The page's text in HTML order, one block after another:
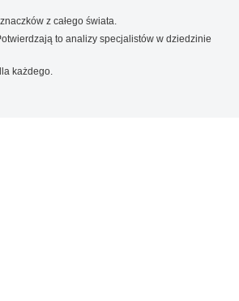
z całego świata.
to analizy specjalistów w dziedzinie
każdego.